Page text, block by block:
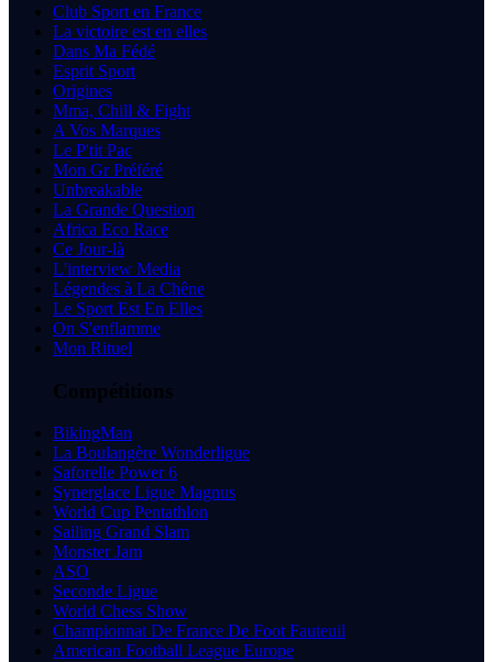
Club Sport en France
La victoire est en elles
Dans Ma Fédé
Esprit Sport
Origines
Mma, Chill & Fight
A Vos Marques
Le P'tit Pac
Mon Gr Préféré
Unbreakable
La Grande Question
Africa Eco Race
Ce Jour-là
L'interview Media
Légendes à La Chêne
Le Sport Est En Elles
On S'enflamme
Mon Rituel
Compétitions
BikingMan
La Boulangère Wonderligue
Saforelle Power 6
Synerglace Ligue Magnus
World Cup Pentathlon
Sailing Grand Slam
Monster Jam
ASO
Seconde Ligue
World Chess Show
Championnat De France De Foot Fauteuil
American Football League Europe